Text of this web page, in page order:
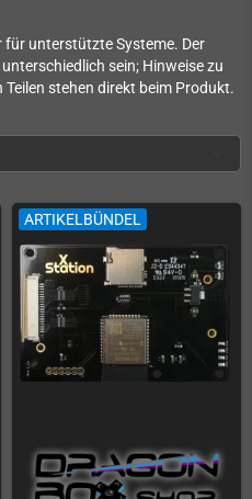
für unterstützte Systeme. Der
sein; Hinweise zu
stehen direkt beim Produkt.
ARTIKELBÜNDEL